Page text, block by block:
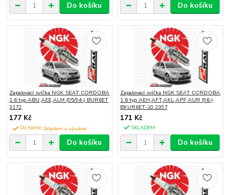
Do košíku Do košíku
Zapalovací svíčka NGK SEAT CORDOBA
1.6 typ ABU,AEE,ALM (05/94-) BUR6ET
3172
177 Kč
Do týdne
Do košíku
Zapalovací svíčka NGK SEAT CORDOBA
1.6 typ AEH,AFT,AKL,APF,AUR (96-)
BKUR6ET-10 2397
171 Kč
SKLADEM
Do košíku